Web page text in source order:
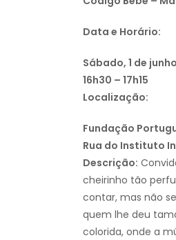
Data e Horário:
Sábado, 1 de
16h30 – 17h15
Localização:
Fundação
Rua do Instituto
Descrição:
cheirinho tão
contar, mas não
quem lhe deu
colorida, onde a